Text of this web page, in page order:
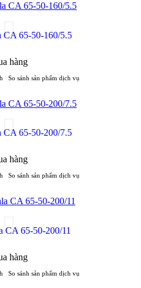
CA 65-50-160/5.5
hàng
So sánh sản phẩm dịch vụ
CA 65-50-200/7.5
hàng
So sánh sản phẩm dịch vụ
CA 65-50-200/11
hàng
So sánh sản phẩm dịch vụ